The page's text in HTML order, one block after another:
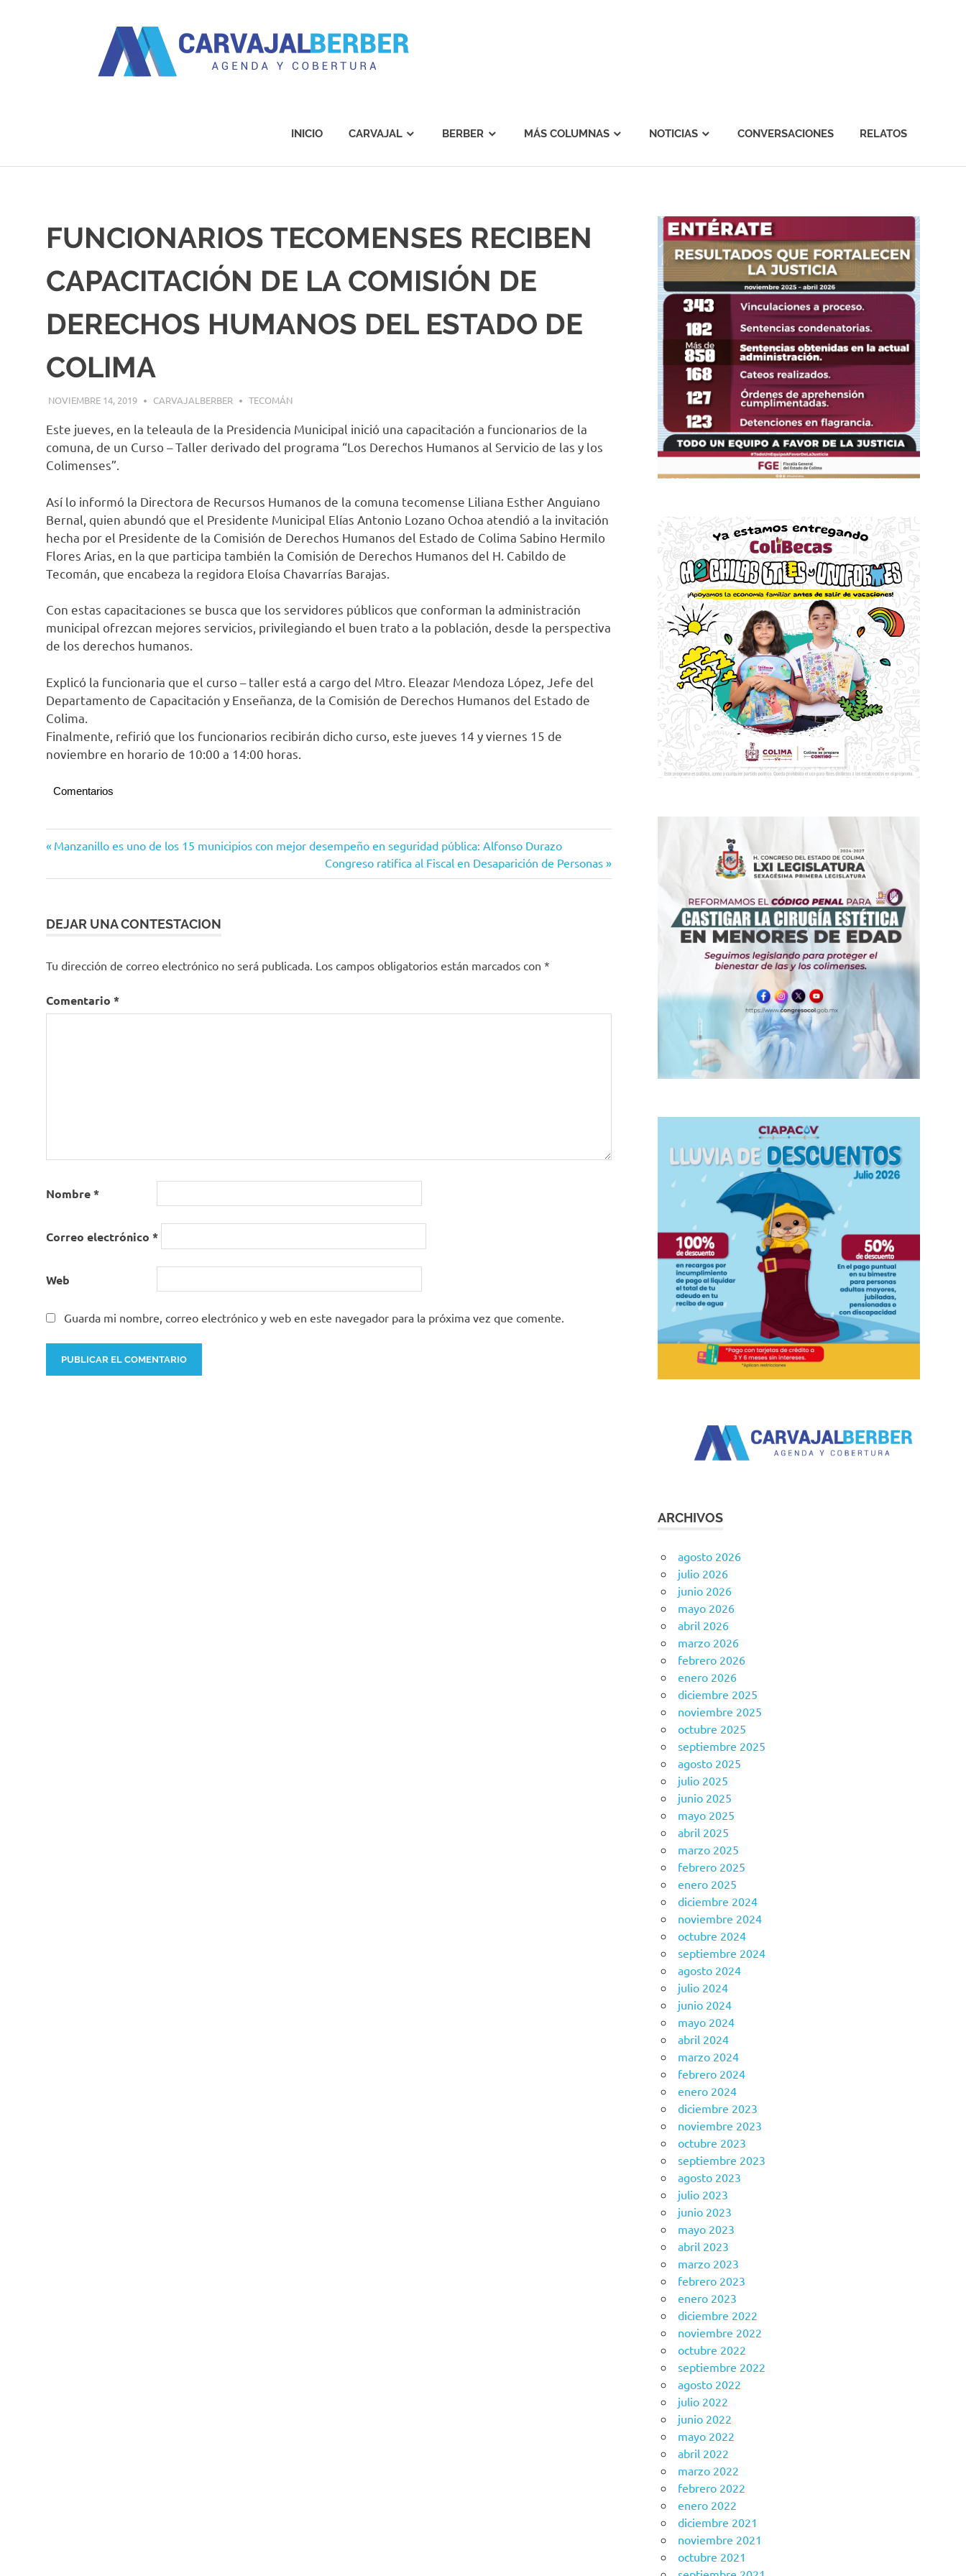
INICIO CARVAJAL BERBER MÁS COLUMNAS NOTICIAS CONVERSACIONES RELATOS
FUNCIONARIOS TECOMENSES RECIBEN
CAPACITACIÓN DE LA COMISIÓN DE
DERECHOS HUMANOS DEL ESTADO DE
COLIMA
NOVIEMBRE 14, 2019 CARVAJALBERBER TECOMÁN
Este jueves, en la teleaula de la Presidencia Municipal inició una capacitación a funcionarios de la
comuna, de un Curso – Taller derivado del programa “Los Derechos Humanos al Servicio de las y los
Colimenses”.
Así lo informó la Directora de Recursos Humanos de la comuna tecomense Liliana Esther Anguiano
Bernal, quien abundó que el Presidente Municipal Elías Antonio Lozano Ochoa atendió a la invitación
hecha por el Presidente de la Comisión de Derechos Humanos del Estado de Colima Sabino Hermilo
Flores Arias, en la que participa también la Comisión de Derechos Humanos del H. Cabildo de
Tecomán, que encabeza la regidora Eloísa Chavarrías Barajas.
Con estas capacitaciones se busca que los servidores públicos que conforman la administración
municipal ofrezcan mejores servicios, privilegiando el buen trato a la población, desde la perspectiva
de los derechos humanos.
Explicó la funcionaria que el curso – taller está a cargo del Mtro. Eleazar Mendoza López, Jefe del
Departamento de Capacitación y Enseñanza, de la Comisión de Derechos Humanos del Estado de
Colima.
Finalmente, refirió que los funcionarios recibirán dicho curso, este jueves 14 y viernes 15 de
noviembre en horario de 10:00 a 14:00 horas.
Comentarios
Navegación
de
Entrada
Manzanillo es uno de los 15 municipios con mejor desempeño en seguridad pública: Alfonso Durazo
Siguiente
entrada:
Congreso ratifica al Fiscal en Desaparición de Personas
DEJAR UNA CONTESTACION
Tu dirección de correo electrónico no será publicada. Los campos obligatorios están marcados con *
Comentario *
Nombre*
Correo electrónico *
Web
Guarda mi nombre, correo electrónico y web en este navegador para la próxima vez que comente.
ARCHIVOS
agosto 2026
julio 2026
junio 2026
mayo 2026
abril 2026
marzo 2026
febrero 2026
enero 2026
diciembre 2025
noviembre 2025
octubre 2025
septiembre 2025
agosto 2025
julio 2025
junio 2025
mayo 2025
abril 2025
marzo 2025
febrero 2025
enero 2025
diciembre 2024
noviembre 2024
octubre 2024
septiembre 2024
agosto 2024
julio 2024
junio 2024
mayo 2024
abril 2024
marzo 2024
febrero 2024
enero 2024
diciembre 2023
noviembre 2023
octubre 2023
septiembre 2023
agosto 2023
julio 2023
junio 2023
mayo 2023
abril 2023
marzo 2023
febrero 2023
enero 2023
diciembre 2022
noviembre 2022
octubre 2022
septiembre 2022
agosto 2022
julio 2022
junio 2022
mayo 2022
abril 2022
marzo 2022
febrero 2022
enero 2022
diciembre 2021
noviembre 2021
octubre 2021